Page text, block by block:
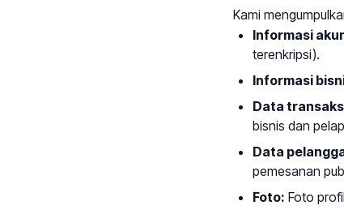
Kami
Informasi
terenkripsi).
Informasi
Data
bisnis dan
Data
pemesanan
Foto: Foto